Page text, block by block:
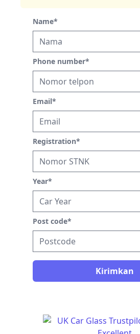
Name*
Phone number*
Email*
Registration*
Year*
Post code*
Kirimkan